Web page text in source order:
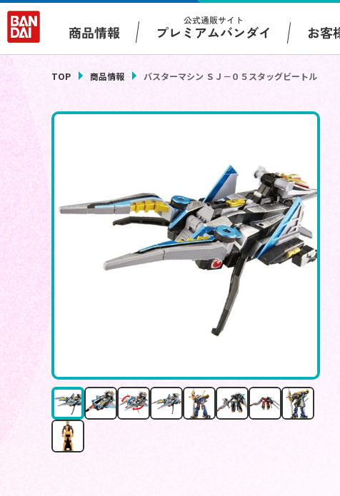
商品情報
公式通販サイト
プレミアムバンダイ お客
TOP 商品情報 バスターマシン ＳＪ－０５スタッグビートル